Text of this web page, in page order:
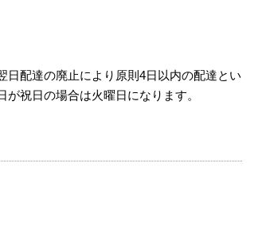
配達の廃止により原則4日以内の配達とい
祝日の場合は火曜日になります。